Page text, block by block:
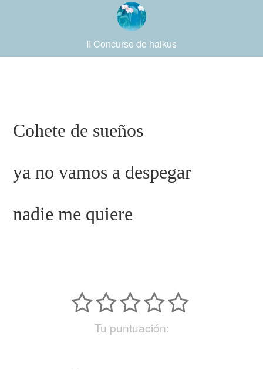
II Concurso de haikus
Cohete de sueños
ya no vamos a despegar
nadie me quiere
Tu puntuación: